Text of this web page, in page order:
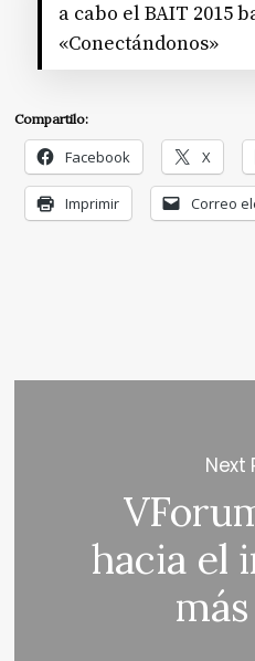
a cabo el BAIT 2015
«Conectándonos»
Compartilo:
Facebook X
Imprimir Correo
Next
hacia el